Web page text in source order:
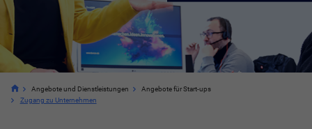
Angebote und Dienstleistungen
Angebote für Start-ups
Zugang zu Unternehmen